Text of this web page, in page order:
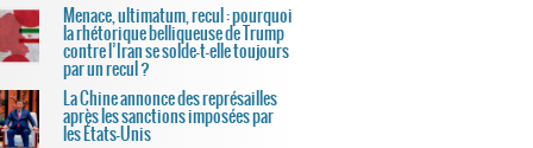
Menace, ultimatum, recul : pourquoi
la rhétorique belliqueuse de Trump
contre l’Iran se solde-t-elle toujours
par un recul ?
La Chine annonce des représailles
après les sanctions imposées par
les États-Unis